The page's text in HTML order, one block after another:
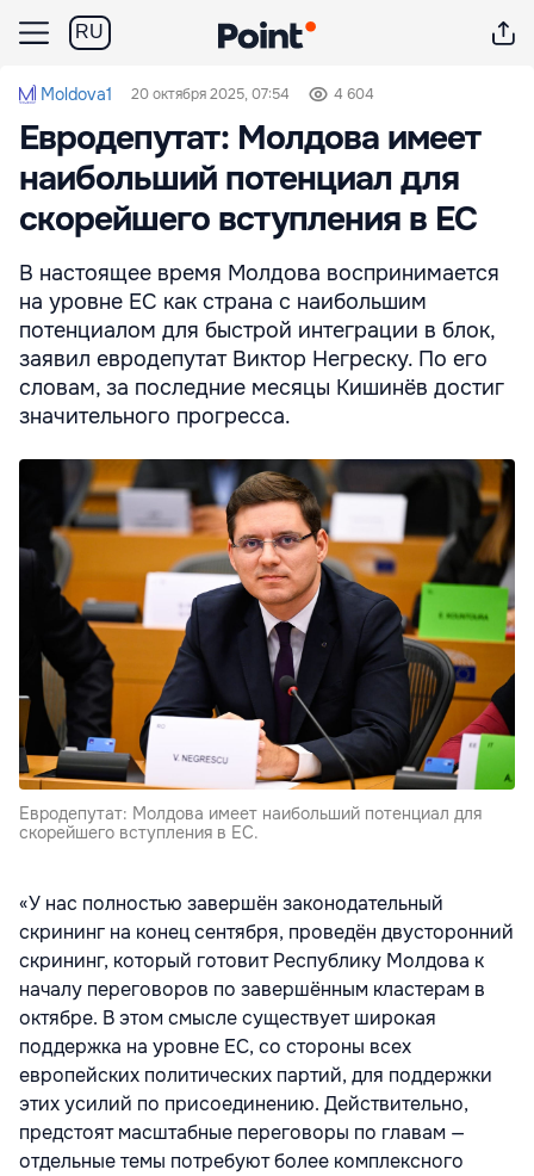
RU
Moldova1 20 октября 2025, 07:54 4 604
Евродепутат: Молдова имеет
наибольший потенциал для
скорейшего вступления в ЕС
В настоящее время Молдова воспринимается
на уровне ЕС как страна с наибольшим
потенциалом для быстрой интеграции в блок,
заявил евродепутат Виктор Негреску. По его
словам, за последние месяцы Кишинёв достиг
значительного прогресса.
Евродепутат: Молдова имеет наибольший потенциал для
скорейшего вступления в ЕС.
«У нас полностью завершён законодательный
скрининг на конец сентября, проведён двусторонний
скрининг, который готовит Республику Молдова к
началу переговоров по завершённым кластерам в
октябре. В этом смысле существует широкая
поддержка на уровне ЕС, со стороны всех
европейских политических партий, для поддержки
этих усилий по присоединению. Действительно,
предстоят масштабные переговоры по главам —
отдельные темы потребуют более комплексного